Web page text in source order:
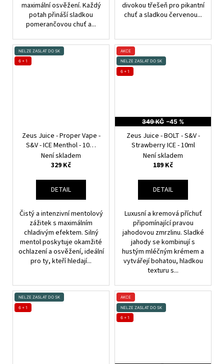
maximální osvěžení. Každý
potah přináší sladkou
pomerančovou chuť a...
divokou třešeň pro pikantní
chuť a sladkou červenou...
NELZE ZASLAT DO SK
6 + 1
Zeus Juice - Proper Vape -
S&V - ICE Menthol - 10ml
Ledový mentol
Není skladem
329 Kč
DETAIL
Čistý a intenzivní mentolový
zážitek s maximálním
chladivým efektem. Silný
mentol poskytuje okamžité
ochlazení a osvěžení, ideální
pro ty, kteří hledají...
AKCE
NELZE ZASLAT DO SK
6 + 1
349 KČ –45 %
Zeus Juice - BOLT - S&V -
Strawberry ICE - 10ml
Není skladem
189 Kč
DETAIL
Luxusní a kremová příchuť
připomínající pravou
jahodovou zmrzlinu. Sladké
jahody se kombinují s
hustým mléčným krémem a
vytvářejí bohatou, hladkou
texturu s...
NELZE ZASLAT DO SK
6 + 1
AKCE
NELZE ZASLAT DO SK
6 + 1